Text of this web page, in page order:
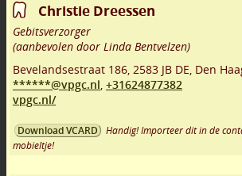
Christie Dreessen
Gebitsverzorger
(aanbevolen door Linda Bentvelzen)
Bevelandsestraat 186 2583 JB DE Den
******@vpgc.nl +31624877382
vpgc.nl/
Download VCARD
Handig! Importeer dit in de
mobieltje!